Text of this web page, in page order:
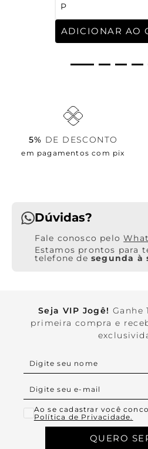
P
ADICIONAR AO
5% DE DESCONTO
em pagamentos com pix
Dúvidas?
Estamos prontos para
telefone de segunda à
Seja VIP Jogê! Ganhe
primeira compra e
Ao se cadastrar você
Política de Privacidade.
QUERO